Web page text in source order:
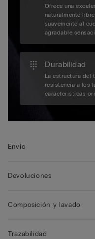
Ofrece una
naturalmente
suavemente al
agradable
Durabilidad
La estructura del
resistencia a los
características
Envío
Devoluciones
Composición y lavado
Trazabilidad